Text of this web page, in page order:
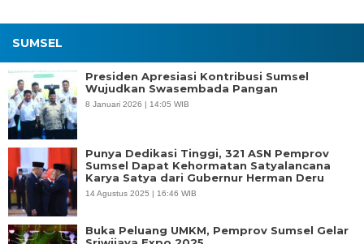
SUMSEL
Presiden Apresiasi Kontribusi Sumsel
Wujudkan Swasembada Pangan
8 Januari 2026 | 14:05 WIB
Punya Dedikasi Tinggi, 321 ASN Pemprov
Sumsel Dapat Kehormatan Satyalancana
Karya Satya dari Gubernur Herman Deru
14 Agustus 2025 | 16:46 WIB
Buka Peluang UMKM, Pemprov Sumsel Gelar